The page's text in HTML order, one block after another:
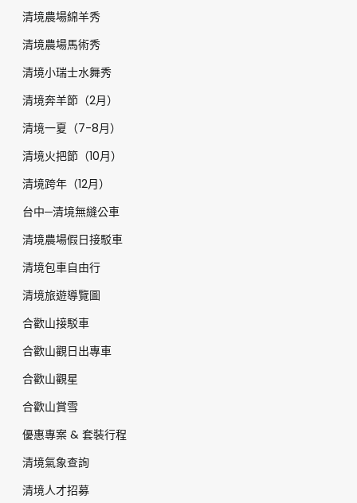
清境農場綿羊秀
清境農場馬術秀
清境小瑞士水舞秀
清境奔羊節（2月）
清境一夏（7-8月）
清境火把節（10月）
清境跨年（12月）
台中─清境無縫公車
清境農場假日接駁車
清境包車自由行
清境旅遊導覽圖
合歡山接駁車
合歡山觀日出專車
合歡山觀星
合歡山賞雪
優惠專案 & 套裝行程
清境氣象查詢
清境人才招募